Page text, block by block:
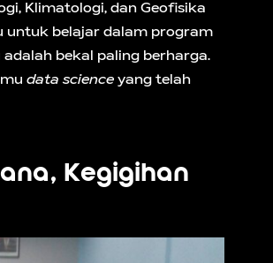
Klimatologi, dan Geofisika
untuk belajar dalam program
bekal paling berharga.
data science yang telah
Kegigihan